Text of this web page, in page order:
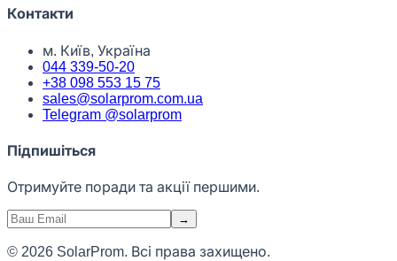
Контакти
м. Київ, Україна
044 339-50-20
+38 098 553 15 75
sales@solarprom.com.ua
Telegram @solarprom
Підпишіться
Отримуйте поради та акції першими.
→
© 2026 SolarProm. Всі права захищено.